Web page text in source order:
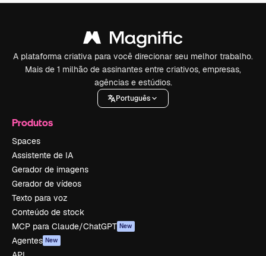
A plataforma criativa para você direcionar seu melhor trabalho.
Mais de 1 milhão de assinantes entre criativos, empresas,
agências e estúdios.
Português
Produtos
Spaces
Assistente de IA
Gerador de imagens
Gerador de vídeos
Texto para voz
Conteúdo de stock
MCP para Claude/ChatGPT New
Agentes New